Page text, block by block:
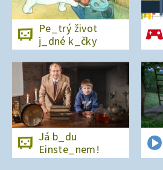
Pe_trý život
j_dné k_čky
Já b_du
Einste_nem!